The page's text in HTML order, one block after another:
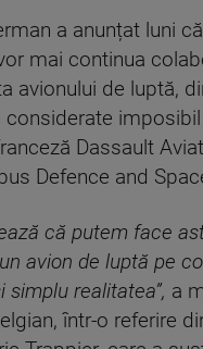
a anunțat luni
mai continua
avionului de luptă,
considerate
Dassault
Defence and
că putem face
avion de luptă pe
simplu realitatea”, a
într-o referire